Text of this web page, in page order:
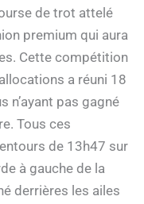
de trot attelé
premium qui aura
Cette compétition
a réuni 18
n’ayant pas gagné
Tous ces
de 13h47 sur
à gauche de la
derrières les ailes